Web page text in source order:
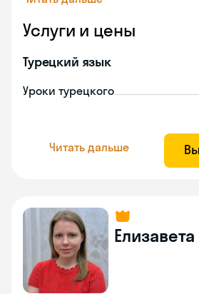
Услуги и цены
Турецкий язык
Уроки турецкого
Читать дальше
Елизавета